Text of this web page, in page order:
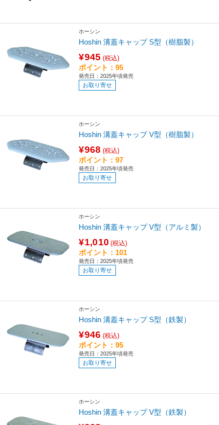
ホーシン
Hoshin 溝蓋キャップ S型（樹脂製）
¥945 (税込)
ポイント：95
発売日：2025年頃発売
お取り寄せ
ホーシン
Hoshin 溝蓋キャップ V型（樹脂製）
¥968 (税込)
ポイント：97
発売日：2025年頃発売
お取り寄せ
ホーシン
Hoshin 溝蓋キャップ V型（アルミ製）
¥1,010 (税込)
ポイント：101
発売日：2025年頃発売
お取り寄せ
ホーシン
Hoshin 溝蓋キャップ S型（鉄製）
¥946 (税込)
ポイント：95
発売日：2025年頃発売
お取り寄せ
ホーシン
Hoshin 溝蓋キャップ V型（鉄製）